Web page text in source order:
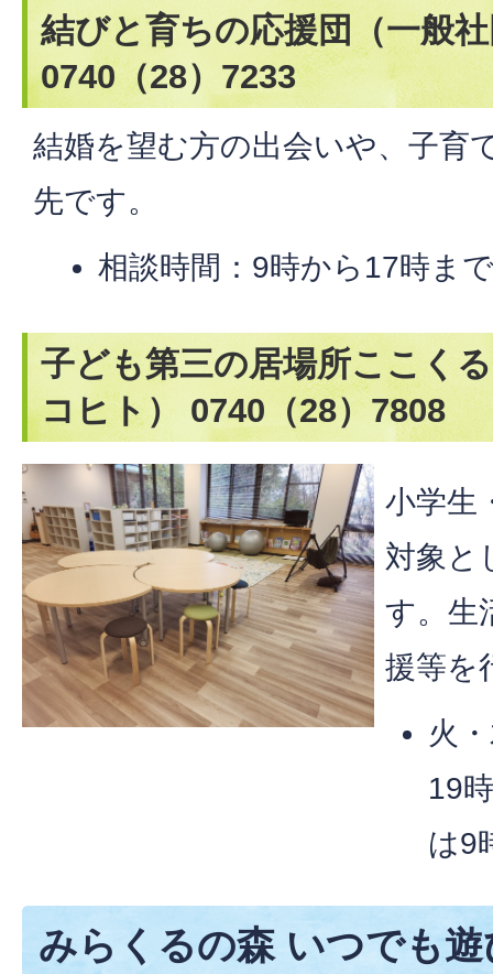
結びと育ちの応援団（一般
0740（28）7233
結婚を望む方の出会いや、子育
先です。
相談時間：9時から17時ま
子ども第三の居場所ここく
コヒト） 0740（28）7808
小学生
対象と
す。生
援等を
火
19
は9
みらくるの森 いつでも